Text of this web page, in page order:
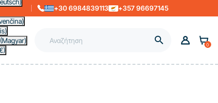
+30 6984839113 +357 96697145
 0